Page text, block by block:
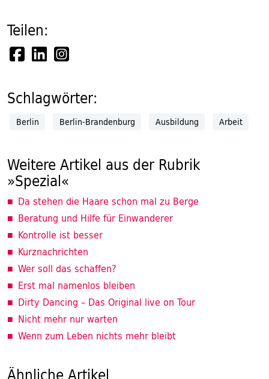
Teilen:
Schlagwörter:
Berlin Berlin-Brandenburg Ausbildung Arbeit
Weitere Artikel aus der Rubrik
»Spezial«
Da stehen die Haare schon mal zu Berge
Beratung und Hilfe für Einwanderer
Kontrolle ist besser
Kurznachrichten
Wer soll das schaffen?
Erst mal namenlos bleiben
Dirty Dancing – Das Original live on Tour
Nicht mehr nur warten
Wenn zum Leben nichts mehr bleibt